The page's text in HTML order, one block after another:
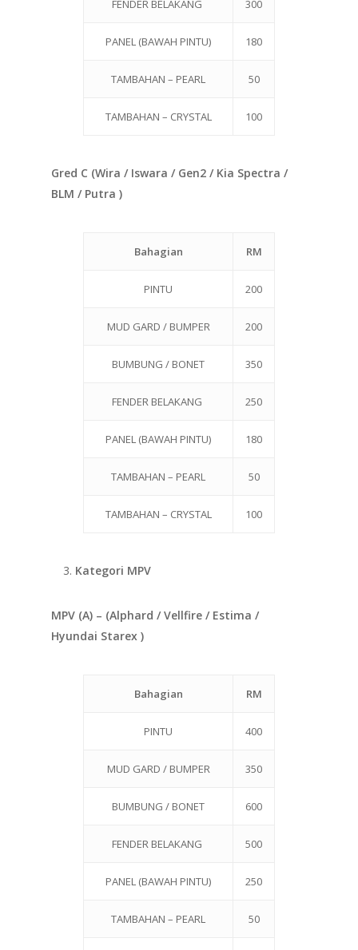
FENDER BELAKANG 300
PANEL (BAWAH PINTU) 180
TAMBAHAN – PEARL 50
TAMBAHAN – CRYSTAL 100
Gred C (Wira / Iswara / Gen2 / Kia Spectra /
BLM / Putra )
Bahagian RM
PINTU 200
MUD GARD / BUMPER 200
BUMBUNG / BONET 350
FENDER BELAKANG 250
PANEL (BAWAH PINTU) 180
TAMBAHAN – PEARL 50
TAMBAHAN – CRYSTAL 100
Kategori MPV
MPV (A) – (Alphard / Vellfire / Estima /
Hyundai Starex )
Bahagian RM
PINTU 400
MUD GARD / BUMPER 350
BUMBUNG / BONET 600
FENDER BELAKANG 500
PANEL (BAWAH PINTU) 250
TAMBAHAN – PEARL 50